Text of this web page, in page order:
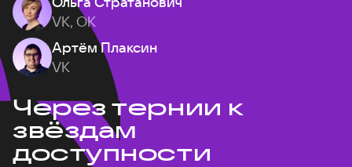
VK, ОК
Артём Плаксин
VK
Через тернии к
звёздам
доступности